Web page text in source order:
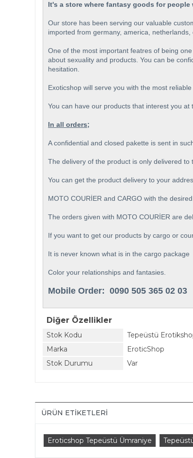
It's a store where fantasy goods for
Our store has been serving our valuable
imported from germany, america, netherlands,
One of the most important featres of being
about sexuality and products. You can be
hesitation.
Exoticshop will serve you with the most
You can have our products that interest you
In all orders;
A confidential and closed pakette is sent in
The delivery of the product is only delivered to
You can get the product delivery to your
MOTO COURİER and CARGO with the
The orders given with MOTO COURİER are
If you want to get our products by cargo or
It is never known what is in the cargo package
Color your relationships and fantasies.
Mobile Order: 0090 505 365 02 03
Diğer Özellikler
Stok Kodu
Tepeüstü
Marka
EroticShop
Stok Durumu
Var
ÜRÜN ETIKETLERI
Eroticshop Tepeüstü Ümraniye